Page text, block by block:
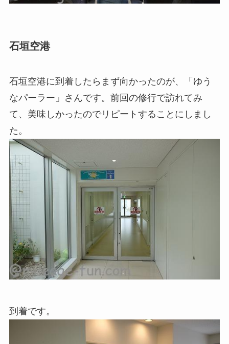
石垣空港
石垣空港に到着したらまず向かったのが、「ゆう
なパーラー」さんです。前回の修行で訪れてみ
て、美味しかったのでリピートすることにしまし
た。
到着です。